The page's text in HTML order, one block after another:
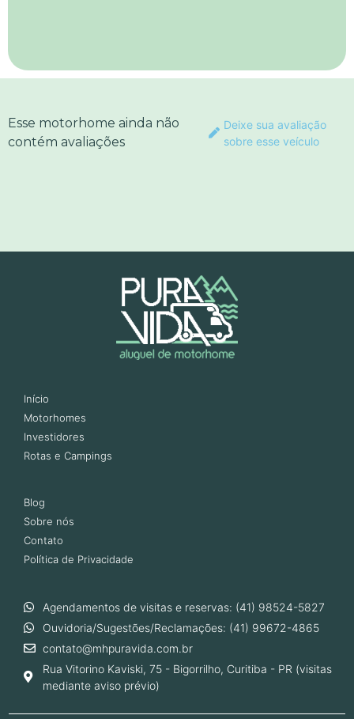
Esse motorhome ainda não
contém avaliações
Deixe sua avaliação
sobre esse veículo
Início
Motorhomes
Investidores
Rotas e Campings
Blog
Sobre nós
Contato
Política de Privacidade
Agendamentos de visitas e reservas: (41) 98524-5827
Ouvidoria/Sugestões/Reclamações: (41) 99672-4865
contato@mhpuravida.com.br
Rua Vitorino Kaviski, 75 - Bigorrilho, Curitiba - PR (visitas
mediante aviso prévio)